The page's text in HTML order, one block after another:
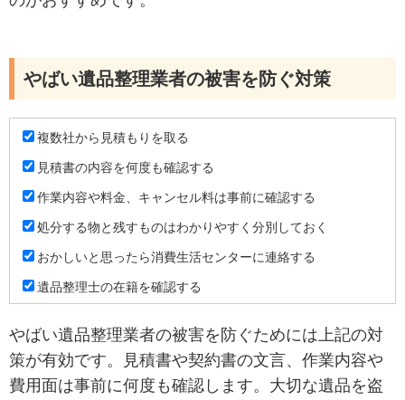
やばい遺品整理業者の被害を防ぐ対策
複数社から見積もりを取る
見積書の内容を何度も確認する
作業内容や料金、キャンセル料は事前に確認する
処分する物と残すものはわかりやすく分別しておく
おかしいと思ったら消費生活センターに連絡する
遺品整理士の在籍を確認する
やばい遺品整理業者の被害を防ぐためには上記の対
策が有効です。見積書や契約書の文言、作業内容や
費用面は事前に何度も確認します。大切な遺品を盗